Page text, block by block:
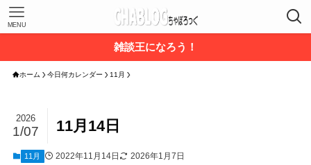
MENU
雑談王になろう！
ホーム 今日何カレンダー 11月
11月14日
2026
1/07
11月 2022年11月14日 2026年1月7日